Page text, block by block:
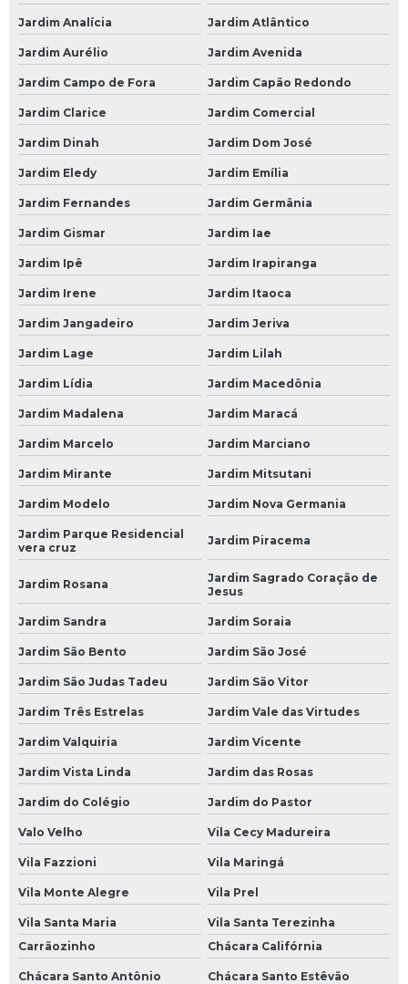
Oficina Mecânica 24 Horas
Serviço de Mecânica 24 Horas
Serviços de Mecânica 24 Horas
Socorro Mecânico 24 Horas
Socorro Mecânico 24 Horas SP
Oficinas Mecânicas a Domicílio
Mecânica a Domicílio
Mecânico a Domicílio
Mecânico a Domicílio em São Paulo
Mecânico a Domicílio em SP
Mecânico a Domicílio na Avenida do Estado
Mecânico a Domicílio na Paulista
Mecânico a Domicílio na Zona Leste
Mecânico a Domicílio na Zona Norte
Mecânico a Domicílio na Zona Oeste
Mecânico a Domicílio na Zona Sul
Mecânico a Domicílio no Morumbi
Mecânico a Domicílio SP
Oficina Mecânica a Domicílio
Oficina Mecânica em Domicílio
Serviço Mecânica a Domicílio
Revisões Veiculares
Revisão Automotiva
Revisão Automotiva Preço
Revisão Automotiva SP
Revisão de Carro
Revisão de Carros
Revisão Elétrica Automotiva
Jardim Analícia Jardim Atlântico
Jardim Aurélio Jardim Avenida
Jardim Campo de Fora Jardim Capão Redondo
Jardim Clarice Jardim Comercial
Jardim Dinah Jardim Dom José
Jardim Eledy Jardim Emília
Jardim Fernandes Jardim Germânia
Jardim Gismar Jardim Iae
Jardim Ipê Jardim Irapiranga
Jardim Irene Jardim Itaoca
Jardim Jangadeiro Jardim Jeriva
Jardim Lage Jardim Lilah
Jardim Lídia Jardim Macedônia
Jardim Madalena Jardim Maracá
Jardim Marcelo Jardim Marciano
Jardim Mirante Jardim Mitsutani
Jardim Modelo Jardim Nova Germania
Jardim Parque Residencial
vera cruz
Jardim Piracema
Jardim Rosana
Jardim Sagrado Coração de
Jesus
Jardim Sandra Jardim Soraia
Jardim São Bento Jardim São José
Jardim São Judas Tadeu Jardim São Vitor
Jardim Três Estrelas Jardim Vale das Virtudes
Jardim Valquiria Jardim Vicente
Jardim Vista Linda Jardim das Rosas
Jardim do Colégio Jardim do Pastor
Valo Velho Vila Cecy Madureira
Vila Fazzioni Vila Maringá
Vila Monte Alegre Vila Prel
Vila Santa Maria
Vila Santa Terezinha
Carrãozinho
Chácara Califórnia
Chácara Santo Antônio Chácara Santo Estêvão